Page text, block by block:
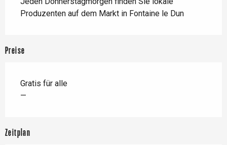
Produzenten auf dem Markt in Fontaine le Dun
Preise
Gratis für alle
—
Zeitplan